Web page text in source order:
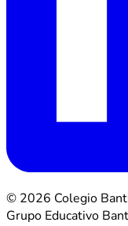
© 2026 Colegio
Grupo Educativo